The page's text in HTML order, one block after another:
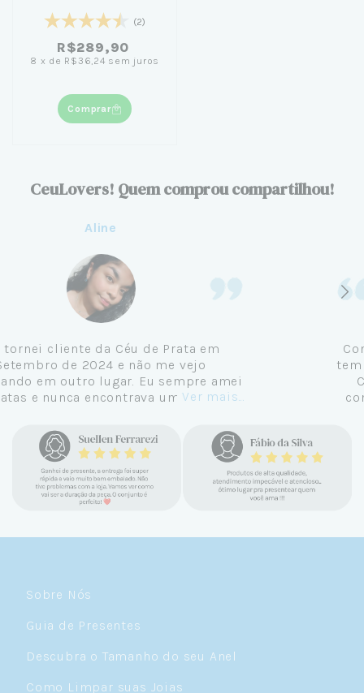
(2)
R$289,90
8 x de R$36,24 sem juros
Comprar
CeuLovers! Quem comprou compartilhou!
Me tornei cliente da Céu de Prata em
Setembro de 2024 e não me vejo
comprando em outro lugar. Eu sempre amei
pratas e nunca encontrava uma loja
encontrar a Céu. Atendimento
personalizado, verdadeiras jóias prata 925,
mimos e brindes incríveis. Virei cliente fiel
e amo demais as pratas que são lindas, tem
um brilho incrível e preço super justo. Fora
Sobre Nós
Guia de Presentes
Descubra o Tamanho do seu Anel
Como Limpar suas Joias